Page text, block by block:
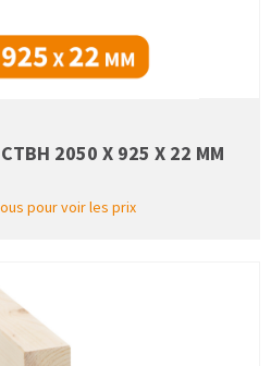
CTBH 2050 X 925 X 22 MM
pour voir les prix